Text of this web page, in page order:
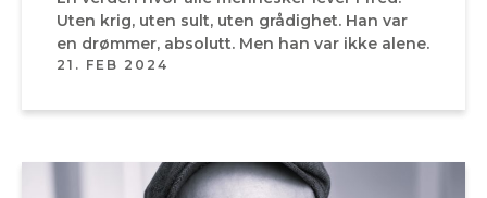
Uten krig, uten sult, uten grådighet. Han var
en drømmer, absolutt. Men han var ikke alene.
21. FEB 2024